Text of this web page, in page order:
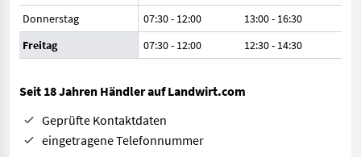
Donnerstag
07:30 - 12:00
13:00 - 16:30
Freitag
07:30 - 12:00 12:30 - 14:30
Seit 18 Jahren Händler auf Landwirt.com
Geprüfte Kontaktdaten
eingetragene Telefonnummer